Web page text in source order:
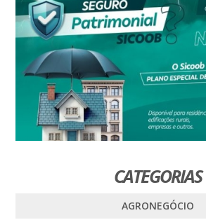
CATEGORIAS
AGRONEGÓCIO